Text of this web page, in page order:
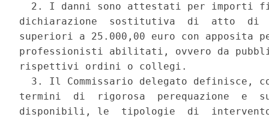
2. I danni sono attestati per importi
dichiarazione  sostitutiva  di  atto
superiori a 25.000,00 euro con
professionisti abilitati, ovvero da
rispettivi ordini o collegi.
3. Il Commissario delegato definisce,
termini  di  rigorosa  perequazione  e
disponibili, le  tipologie  di